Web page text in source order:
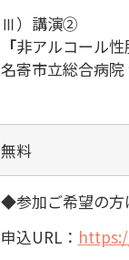
Ⅲ）講演②
「非アルコール性
名寄市立総合病
無料
◆参加ご希望の方
申込URL：